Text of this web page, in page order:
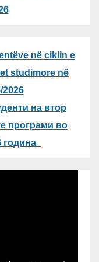
në ciklin e
studimore në
2026
на втор
програми во
година